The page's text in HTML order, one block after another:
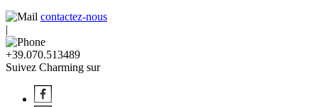
contactez-nous
|
+39.070.513489
Suivez Charming sur